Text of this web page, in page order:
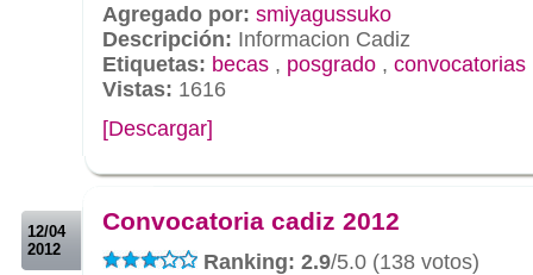
Agregado por: smiyagussuko
Descripción: Informacion Cadiz
Etiquetas: becas , posgrado , convocatorias
Vistas: 1616
[Descargar]
12/04
2012
Convocatoria cadiz 2012
Ranking: 2.9/5.0 (138 votos)